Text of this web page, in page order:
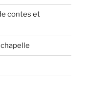
contes et